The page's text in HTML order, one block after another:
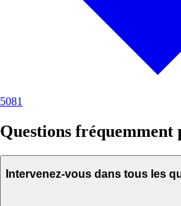
5081
Questions fréquemment
Intervenez-vous dans tous les